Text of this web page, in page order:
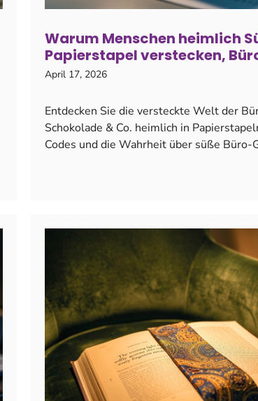
Warum Menschen heimlich
Papierstapel verstecken,
April 17, 2026
Entdecken Sie die versteckte Welt der
Schokolade & Co. heimlich in
Codes und die Wahrheit über süße Büro-